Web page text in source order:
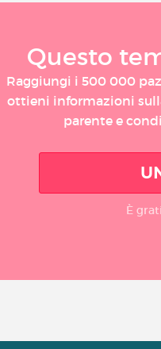
Questo
Raggiungi i 500 000
ottieni informazioni
parente e
È